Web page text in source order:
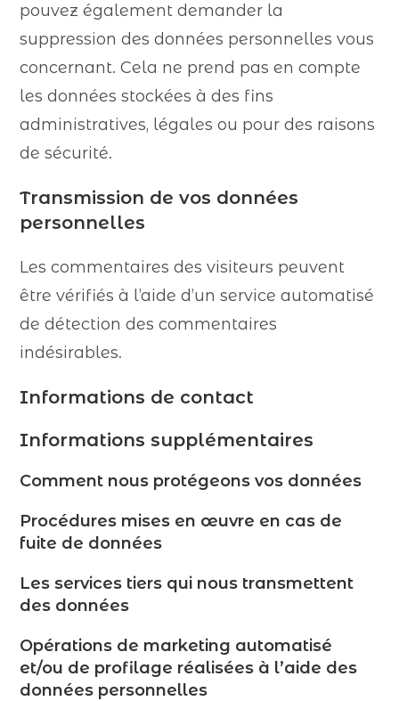
pouvez également demander la
suppression des données personnelles vous
concernant. Cela ne prend pas en compte
les données stockées à des fins
administratives, légales ou pour des raisons
de sécurité.
Transmission de vos données
personnelles
Les commentaires des visiteurs peuvent
être vérifiés à l’aide d’un service automatisé
de détection des commentaires
indésirables.
Informations de contact
Informations supplémentaires
Comment nous protégeons vos données
Procédures mises en œuvre en cas de
fuite de données
Les services tiers qui nous transmettent
des données
Opérations de marketing automatisé
et/ou de profilage réalisées à l’aide des
données personnelles